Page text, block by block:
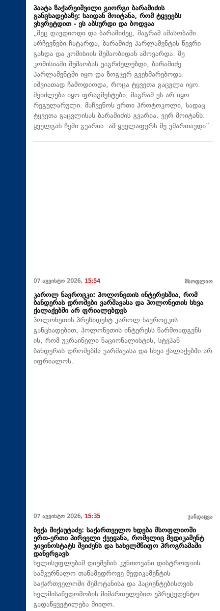
პაატა ზაქარეიშვილი გიორგი ბარამიძის
განცხადებაზე: საიდან მოიტანა, რომ ტყვეებს
ვხვრეტდით - ეს აბსურდი და ბოდვაა
„მეც დავდიოდი და ბარამიძეც, მაგრამ ამასობაში
არჩევნები ჩატარდა, ბარამიძე პარლამენტის წევრი
გახდა და კომისიის მუშაობიდან ამოვარდა. მე
კომისიაში მუშაობას ვაგრძელებდი, ბარამიძე
პარლამენტში იყო და ზოგჯერ გვეხმარებოდა.
იშვიათად ჩამოდიოდა, როცა ტყვეთა გაცვლა იყო.
შეიძლება იყო ფრაგმენტები, მაგრამ ეს არ იყო
რეგულარული. მაჩვენოს ერთი პროტოკოლი, სადაც
ტყვეთა გაცვლისას ბარამიძის გვარია. ვერ მოიტანს.
ყველგან ჩემი გვარია. ამ ყველაფერს მე ვმართავდი“.
07 აგვისტო 2026, 15:54 მსოფლიო
კაროლ ნავროცკი: პოლონეთის ინტერესშია, რომ
ბანდერას დროშები ვარშავასა და პოლონეთის სხვა
ქალაქებში არ ფრიალებდეს
პოლონეთის პრეზიდენტ კაროლ ნავროცკის
განცხადებით, პოლონეთის ინტერესს წარმოადგენს
ის, რომ უკრაინელი ნაციონალისტის, სტეპან
ბანდერას დროშებმა ვარშავასა და სხვა ქალაქებში არ
იფრიალოს.
07 აგვისტო 2026, 15:35 ჯანდაცვა
ბექა მიქაუტაძე: საქართველო ხდება მსოფლიოში
ერთ-ერთი პირველი ქვეყანა, რომელიც მედიკამენტ
ჯივინოსტატს შეიძენს და სახელმწიფო პროგრამაში
დანერგავს
ხელისუფლებამ დიუშენის კუნთოვანი დისტროფიის
სამკურნალო თანამედროვე მედიკამენტის
საქართველოში შემოტანისა და პაციენტებისთვის
ხელმისაწვდომობის მიმართულებით უპრეცედენტო
გადაწყვეტილება მიიღო.